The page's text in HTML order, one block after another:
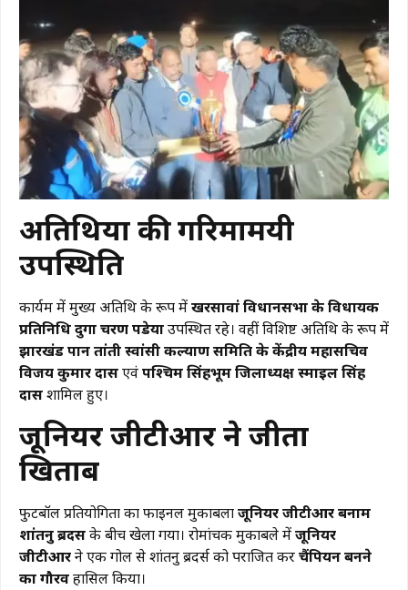
अतिथियों की गरिमामयी
उपस्थिति
कार्यक्रम में मुख्य अतिथि के रूप मेंखरसावां विधानसभा के विधायक
प्रतिनिधि दुर्गा चरण पडेयाउपस्थित रहे। वहीं विशिष्ट अतिथि के रूप में
झारखंड पान तांती स्वांसी कल्याण समिति के केंद्रीय महासचिव
विजय कुमार दासएवंपश्चिम सिंहभूम जिलाध्यक्ष स्माइल सिंह
दासशामिल हुए।
जूनियर जीटीआर ने जीता
खिताब
फुटबॉल प्रतियोगिता का फाइनल मुकाबलाजूनियर जीटीआर बनाम
शांतनु ब्रदर्सके बीच खेला गया। रोमांचक मुकाबले मेंजूनियर
जीटीआरने एक गोल से शांतनु ब्रदर्स को पराजित करचैंपियन बनने
का गौरवहासिल किया।